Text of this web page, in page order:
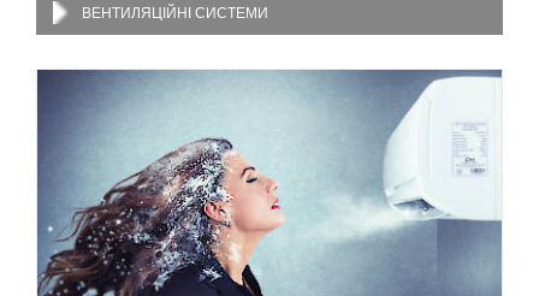
ВЕНТИЛЯЦІЙНІ СИСТЕМИ